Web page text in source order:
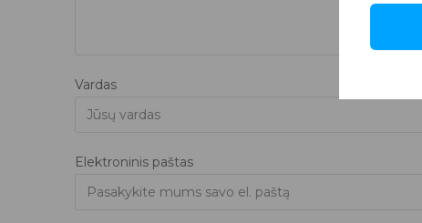
Vardas
Elektroninis paštas